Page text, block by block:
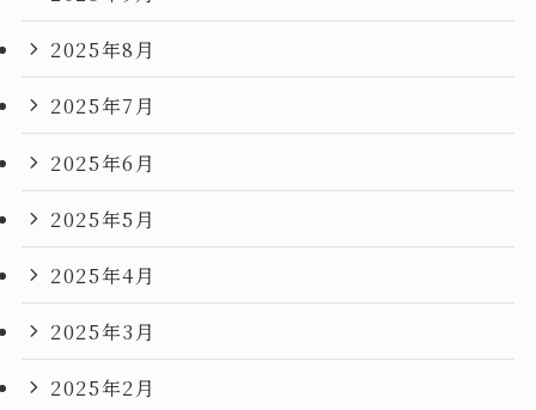
2025年8月
2025年7月
2025年6月
2025年5月
2025年4月
2025年3月
2025年2月